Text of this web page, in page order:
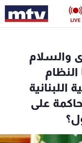
LIVE
والسلام
النظام
اللبنانية
على